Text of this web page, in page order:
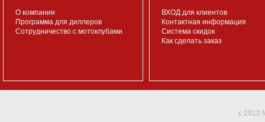
О компании
Программа для диллеров
Сотрудничество с мотоклубами
ВХОД для клиентов
Контактная информация
Система скидок
Как сделать заказ
c 2012